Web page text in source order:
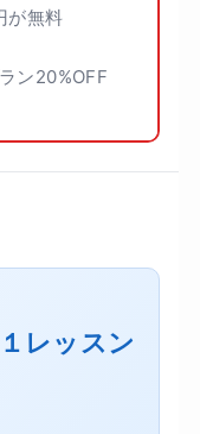
が無料
ン20%OFF
レッスン